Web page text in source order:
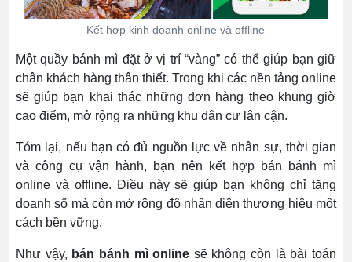
Kết hợp kinh doanh online và offline
Một quầy bánh mì đặt ở vị trí “vàng” có thể giúp bạn giữ
chân khách hàng thân thiết. Trong khi các nền tảng online
sẽ giúp bạn khai thác những đơn hàng theo khung giờ
cao điểm, mở rộng ra những khu dân cư lân cận.
Tóm lại, nếu bạn có đủ nguồn lực về nhân sự, thời gian
và công cụ vận hành, bạn nên kết hợp bán bánh mì
online và offline. Điều này sẽ giúp bạn không chỉ tăng
doanh số mà còn mở rộng độ nhận diện thương hiệu một
cách bền vững.
Như vậy, bán bánh mì online sẽ không còn là bài toán